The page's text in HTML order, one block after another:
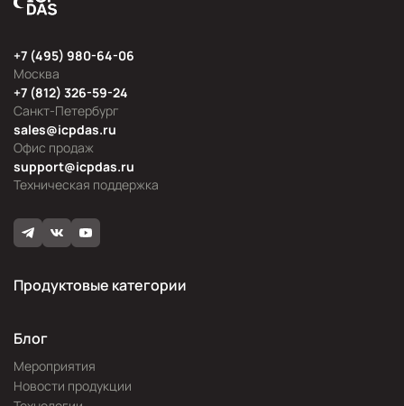
Москва
+7 (495) 980-64-06
Офис продаж
sales@icpdas.ru
Санкт-Петербург
+7 (812) 326-59-24
Техническая поддержка
support@icpdas.ru
Продуктовые категории
Блог
Мероприятия
Новости продукции